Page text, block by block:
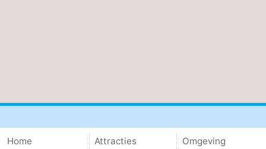
Home
Attracties
Omgeving